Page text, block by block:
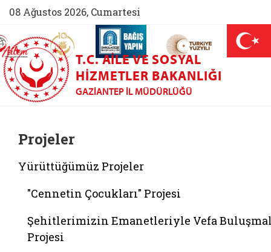
08 Ağustos 2026, Cumartesi
(yeni sekmede açılır)
AİLEM İletişim Merkezi (yeni sekmede açılır)
Aile ve Nüfus On Yılı (yeni sekmede açılır)
Darülaceze bağış sayfası (yeni
T.C. AILE VE SOSYAL
HIZMETLER BAKANLIĞI
GAZIANTEP İL MÜDÜRLÜĞÜ
Projeler
Yürüttüğümüz Projeler
"Cennetin Çocukları" Projesi
Şehitlerimizin Emanetleriyle Vefa
Projesi